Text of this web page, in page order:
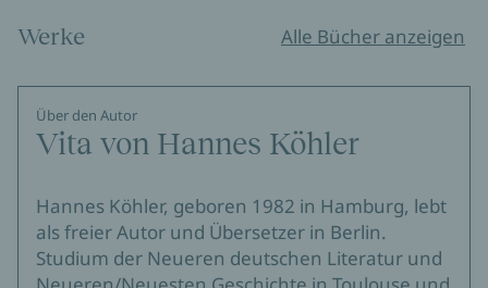
Werke Alle Bücher anzeigen
Über den Autor
Vita von Hannes Köhler
Hannes Köhler, geboren 1982 in Hamburg, lebt
als freier Autor und Übersetzer in Berlin.
Studium der Neueren deutschen Literatur und